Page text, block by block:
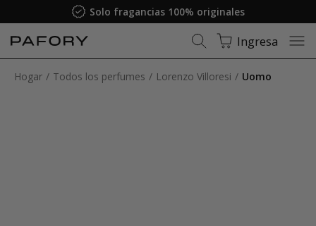
Solo fragancias 100% originales
Ingresa
Hogar Todos los perfumes Lorenzo Villoresi Uomo